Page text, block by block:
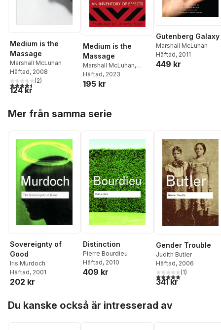
Medium is the
Massage
Marshall McLuhan
Häftad, 2008
4,5utav 5 stjärnor. Totalt antal röster:
(2)
124 kr
Medium is the
Massage
Marshall McLuhan,
Quentin Fiore
Agel
Häftad, 2023
195 kr
Gutenberg Galaxy
Marshall McLuhan
Häftad, 2011
449 kr
Mer från samma serie
Sovereignty of
Good
Iris Murdoch
Häftad, 2001
202 kr
Distinction
Pierre Bourdieu
Häftad, 2010
409 kr
Gender Trouble
Judith Butler
Häftad, 2006
5,0utav 5 stjärnor.
(1)
341 kr
Du kanske också är intresserad av